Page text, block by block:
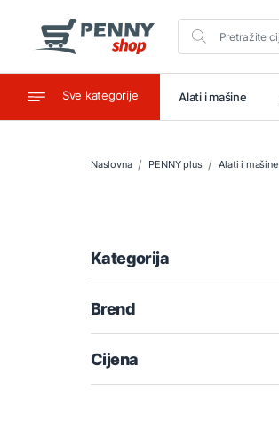
Sve kategorije
Ugostiteljstvo Alati i mašine
Naslovna PENNY plus Alati i mašine
Kategorija
Brend
Cijena